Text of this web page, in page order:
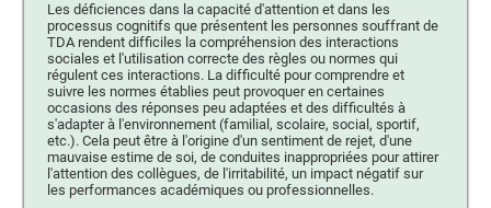
Les déficiences dans la capacité d'attention et dans les
processus cognitifs que présentent les personnes souffrant de
TDA rendent difficiles la compréhension des interactions
sociales et l'utilisation correcte des règles ou normes qui
régulent ces interactions. La difficulté pour comprendre et
suivre les normes établies peut provoquer en certaines
occasions des réponses peu adaptées et des difficultés à
s'adapter à l'environnement (familial, scolaire, social, sportif,
etc.). Cela peut être à l'origine d'un sentiment de rejet, d'une
mauvaise estime de soi, de conduites inappropriées pour attirer
l'attention des collègues, de l'irritabilité, un impact négatif sur
les performances académiques ou professionnelles.